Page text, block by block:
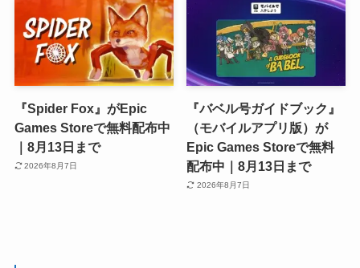
『Spider Fox』がEpic
Games Storeで無料配布中
｜8月13日まで
2026年8月7日
『バベル号ガイドブック』
（モバイルアプリ版）が
Epic Games Storeで無料
配布中｜8月13日まで
2026年8月7日